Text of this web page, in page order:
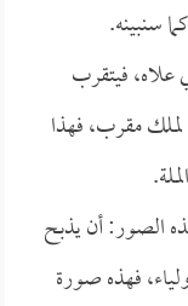
سنبينه.
علاه، فيتقرب
لملك مقرب، فهذا
الصور: أن يذبح
فهذه صورة